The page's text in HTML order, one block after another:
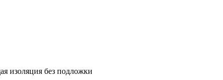
изоляция без подложки